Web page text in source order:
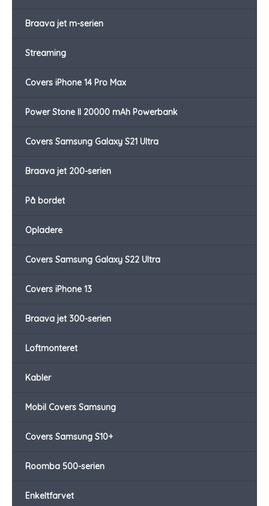
Braava jet m-serien
Streaming
Covers iPhone 14 Pro Max
Power Stone II 20000 mAh Powerbank
Covers Samsung Galaxy S21 Ultra
Braava jet 200-serien
På bordet
Opladere
Covers Samsung Galaxy S22 Ultra
Covers iPhone 13
Braava jet 300-serien
Loftmonteret
Kabler
Mobil Covers Samsung
Covers Samsung S10+
Roomba 500-serien
Enkeltfarvet